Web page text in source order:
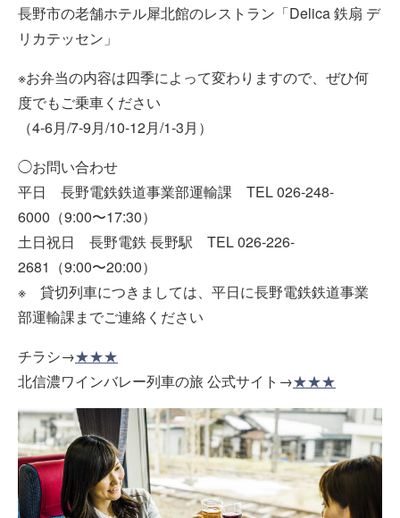
長野市の老舗ホテル犀北館のレストラン「Delica 鉄扇 デ
リカテッセン」
※お弁当の内容は四季によって変わりますので、ぜひ何
度でもご乗車ください
（4-6月/7-9月/10-12月/1-3月）
◯お問い合わせ
平日 長野電鉄鉄道事業部運輸課 TEL 026-248-
6000（9:00〜17:30）
土日祝日 長野電鉄 長野駅 TEL 026-226-
2681（9:00〜20:00）
※ 貸切列車につきましては、平日に長野電鉄鉄道事業
部運輸課までご連絡ください
チラシ→★★★
北信濃ワインバレー列車の旅 公式サイト→★★★